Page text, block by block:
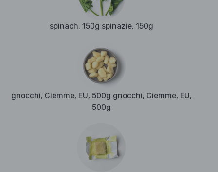
spinach, 150g spinazie, 150g
gnocchi, Ciemme, EU, 500g gnocchi, Ciemme, EU,
500g